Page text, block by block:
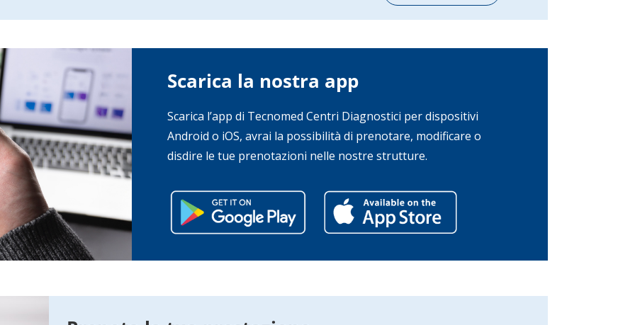
Scarica la nostra app
Scarica l’app di Tecnomed Centri Diagnostici per dispositivi
Android o iOS, avrai la possibilità di prenotare, modificare o
disdire le tue prenotazioni nelle nostre strutture.